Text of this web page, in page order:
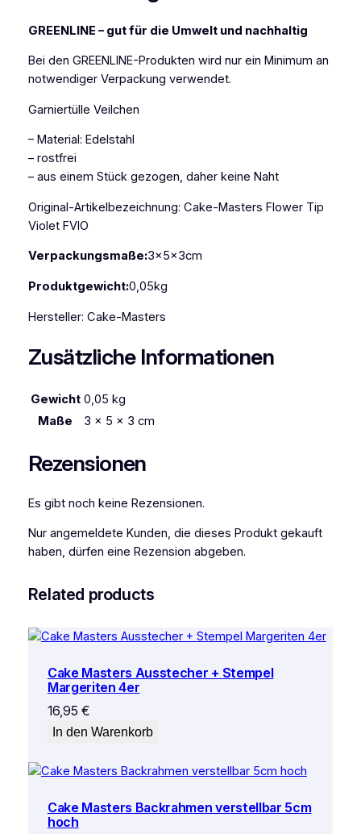
G
r
n
i
r
t
ü
V
i
l
h
e
G
E
L
N
E
e
g
e
GREENLINE – gut für die Umwelt und nachhaltig
Bei den GREENLINE-Produkten wird nur ein Minimum an
notwendiger Verpackung verwendet.
Garniertülle Veilchen
– Material: Edelstahl
– rostfrei
– aus einem Stück gezogen, daher keine Naht
Original-Artikelbezeichnung: Cake-Masters Flower Tip
Violet FVIO
Verpackungsmaße:3x5x3cm
Produktgewicht:0,05kg
Hersteller: Cake-Masters
Zusätzliche Informationen
Gewicht 0,05 kg
Maße
3 × 5 × 3 cm
Rezensionen
Es gibt noch keine Rezensionen.
Nur angemeldete Kunden, die dieses Produkt gekauft
haben, dürfen eine Rezension abgeben.
Related products
Cake Masters Ausstecher + Stempel
Margeriten 4er
16,95 €
In den Warenkorb
Cake Masters Backrahmen verstellbar 5cm
hoch